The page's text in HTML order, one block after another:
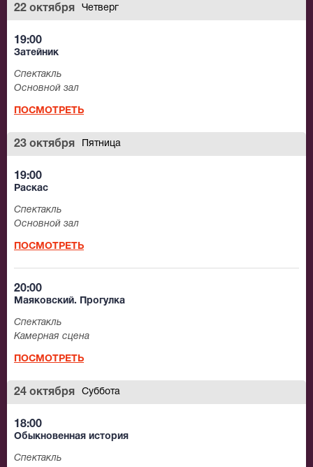
22 октября Четверг
19:00
Затейник
Спектакль
Основной зал
ПОСМОТРЕТЬ
23 октября Пятница
19:00
Раскас
Спектакль
Основной зал
ПОСМОТРЕТЬ
20:00
Маяковский. Прогулка
Спектакль
Камерная сцена
ПОСМОТРЕТЬ
24 октября Суббота
18:00
Обыкновенная история
Спектакль